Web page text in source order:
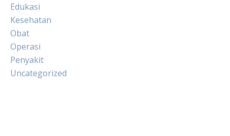
Edukasi
Kesehatan
Obat
Operasi
Penyakit
Uncategorized